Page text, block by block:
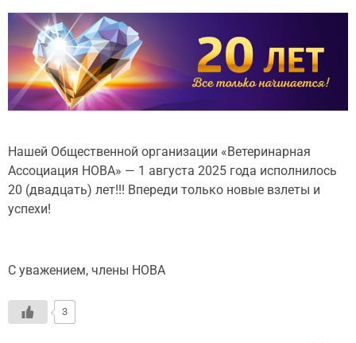
Нашей Общественной организации «Ветеринарная
Ассоциация НОВА» — 1 августа 2025 года исполнилось
20 (двадцать) лет!!! Впереди только новые взлеты и
успехи!
С уважением, члены НОВА
3